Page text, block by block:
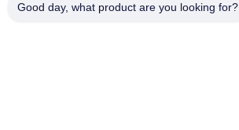
Good day, what product are you looking for?